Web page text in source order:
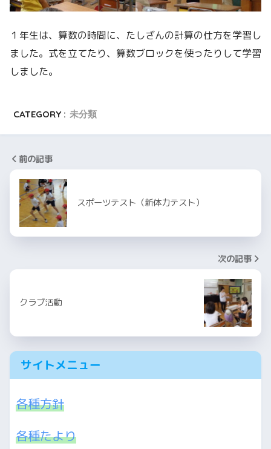
１年生は、算数の時間に、たしざんの計算の仕方を学習し
ました。式を立てたり、算数ブロックを使ったりして学習
しました。
CATEGORY : 未分類
前の記事
スポーツテスト（新体力テスト）
次の記事
クラブ活動
サイトメニュー
各種方針
各種たより